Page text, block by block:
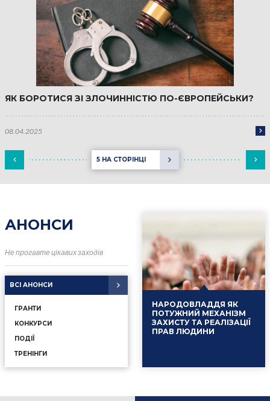
ЯК БОРОТИСЯ ЗІ ЗЛОЧИННІСТЮ ПО-ЄВРОПЕЙСЬКИ?
08.04.2025
5 НА СТОРІНЦІ
АНОНСИ
Не прогавте цікавих заходів
ВСІ АНОНСИ
ГРАНТИ
КОНКУРСИ
ПОДІЇ
ТРЕНІНГИ
НАРОДОВЛАДДЯ ЯК
ПОТУЖНИЙ МЕХАНІЗМ
ЗАХИСТУ ТА РЕАЛІЗАЦІЇ
ПРАВ ЛЮДИНИ